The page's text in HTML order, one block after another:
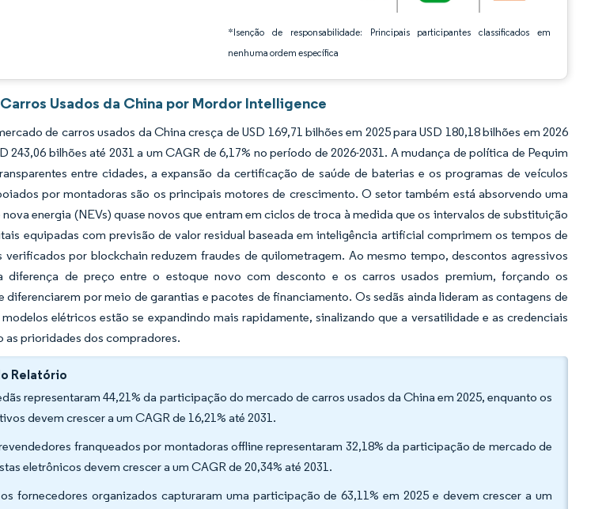
*Isenção de responsabilidade: Principais participantes classificados em
nenhuma ordem específica
Usados da China por Mordor Intelligence
de carros usados da China cresça de USD 169,71 bilhões em 2025 para USD 180,18 bilhões em 2026
243,06 bilhões até 2031 a um CAGR de 6,17% no período de 2026-2031. A mudança de política de Pequim
entre cidades, a expansão da certificação de saúde de baterias e os programas de veículos
por montadoras são os principais motores de crescimento. O setor também está absorvendo uma
energia (NEVs) quase novos que entram em ciclos de troca à medida que os intervalos de substituição
equipadas com previsão de valor residual baseada em inteligência artificial comprimem os tempos de
por blockchain reduzem fraudes de quilometragem. Ao mesmo tempo, descontos agressivos
diferença de preço entre o estoque novo com desconto e os carros usados premium, forçando os
diferenciarem por meio de garantias e pacotes de financiamento. Os sedãs ainda lideram as contagens de
modelos elétricos estão se expandindo mais rapidamente, sinalizando que a versatilidade e as credenciais
as prioridades dos compradores.
Relatório
representaram 44,21% da participação do mercado de carros usados da China em 2025, enquanto os
devem crescer a um CAGR de 16,21% até 2031.
franqueados por montadoras offline representaram 32,18% da participação de mercado de
eletrônicos devem crescer a um CAGR de 20,34% até 2031.
fornecedores organizados capturaram uma participação de 63,11% em 2025 e devem crescer a um